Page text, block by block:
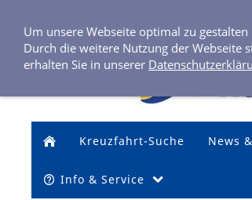
Kreuzfahrt-Suche News
Info & Service
Um unsere Webseite optimal zu
Durch die weitere Nutzung der Webseite
erhalten Sie in unserer